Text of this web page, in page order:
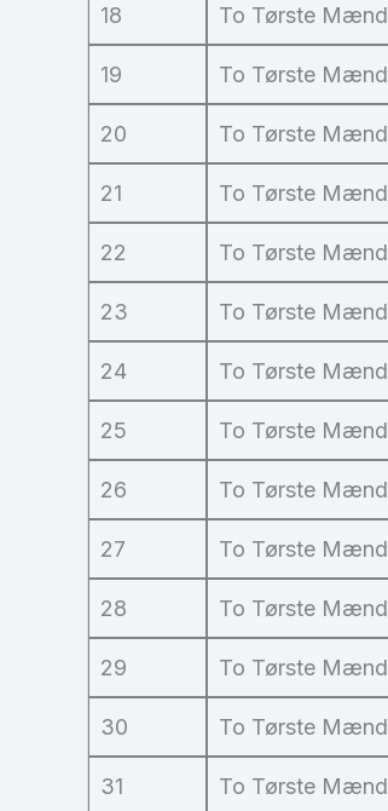
18 To Tørste Mænd
19 To Tørste Mænd
20 To Tørste Mænd
21 To Tørste Mænd
22 To Tørste Mænd
23 To Tørste Mænd
24 To Tørste Mænd
25 To Tørste Mænd
26 To Tørste Mænd
27 To Tørste Mænd
28 To Tørste Mænd
29 To Tørste Mænd
30 To Tørste Mænd
31 To Tørste Mænd